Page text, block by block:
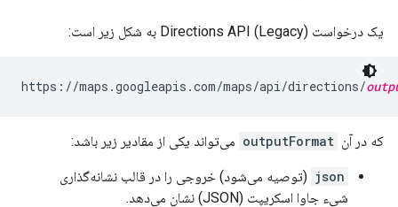
یک درخواست Directions API (Legacy) به شکل زیر است:
https://maps.googleapis.com/maps/api/directions/
که در آن outputFormat می‌تواند یکی از مقادیر زیر باشد:
json (توصیه می‌شود) خروجی را در قالب نشانه‌گذاری
شیء جاوا اسکریپت (JSON) نشان می‌دهد.